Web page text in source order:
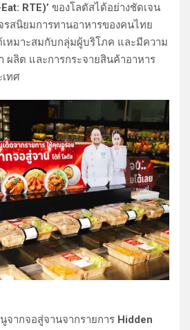
RTE)’ ของโลตัสได้อย่างชัดเจน
รสนิยมการทานอาหารของคนไทย
เหมาะสมกับกลุ่มผู้บริโภค และมีความ
ลิต และการกระจายสินค้าอาหาร
ทศ
จากจอสู่จานจากรายการ Hidden